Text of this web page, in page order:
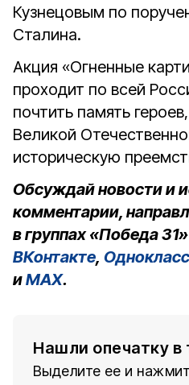
Кузнецовым по
Сталина.
Акция «Огненные
проходит по всей
почтить память
Великой
историческую
Обсуждай новости и
комментарии,
в группах «Победа
ВКонтакте,
иMAX.
Нашли опечатку в
Выделите ее и